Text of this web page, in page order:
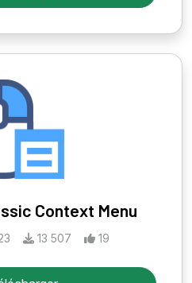
Context Menu
13 507 19